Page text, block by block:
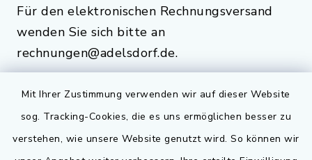
Mit Ihrer Zustimmung verwenden wir auf dieser Website
sog. Tracking-Cookies, die es uns ermöglichen besser zu
verstehen, wie unsere Website genutzt wird. So können wir
Für den elektronischen Rechnungsversand
wenden Sie sich bitte an
rechnungen@adelsdorf.de.
Quicklinks